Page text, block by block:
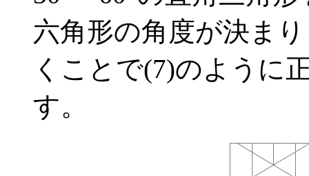
六角形の角度が決ま
くことで(7)のように
す。